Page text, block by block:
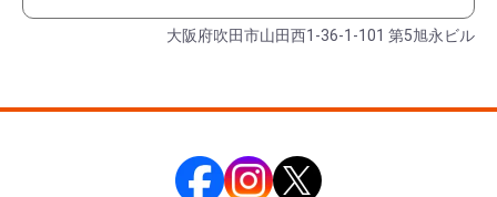
大阪府吹田市山田西1-36-1-101 第5旭永ビル